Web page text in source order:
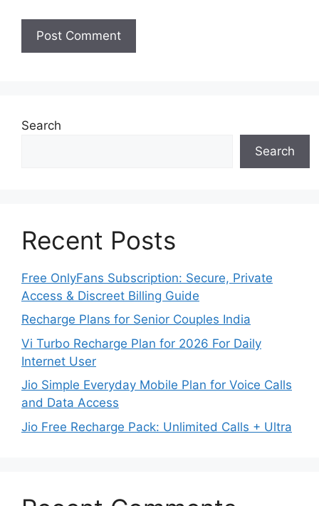
Search
Search
Recent Posts
Free OnlyFans Subscription: Secure, Private
Access & Discreet Billing Guide
Recharge Plans for Senior Couples India
Vi Turbo Recharge Plan for 2026 For Daily
Internet User
Jio Simple Everyday Mobile Plan for Voice Calls
and Data Access
Jio Free Recharge Pack: Unlimited Calls + Ultra